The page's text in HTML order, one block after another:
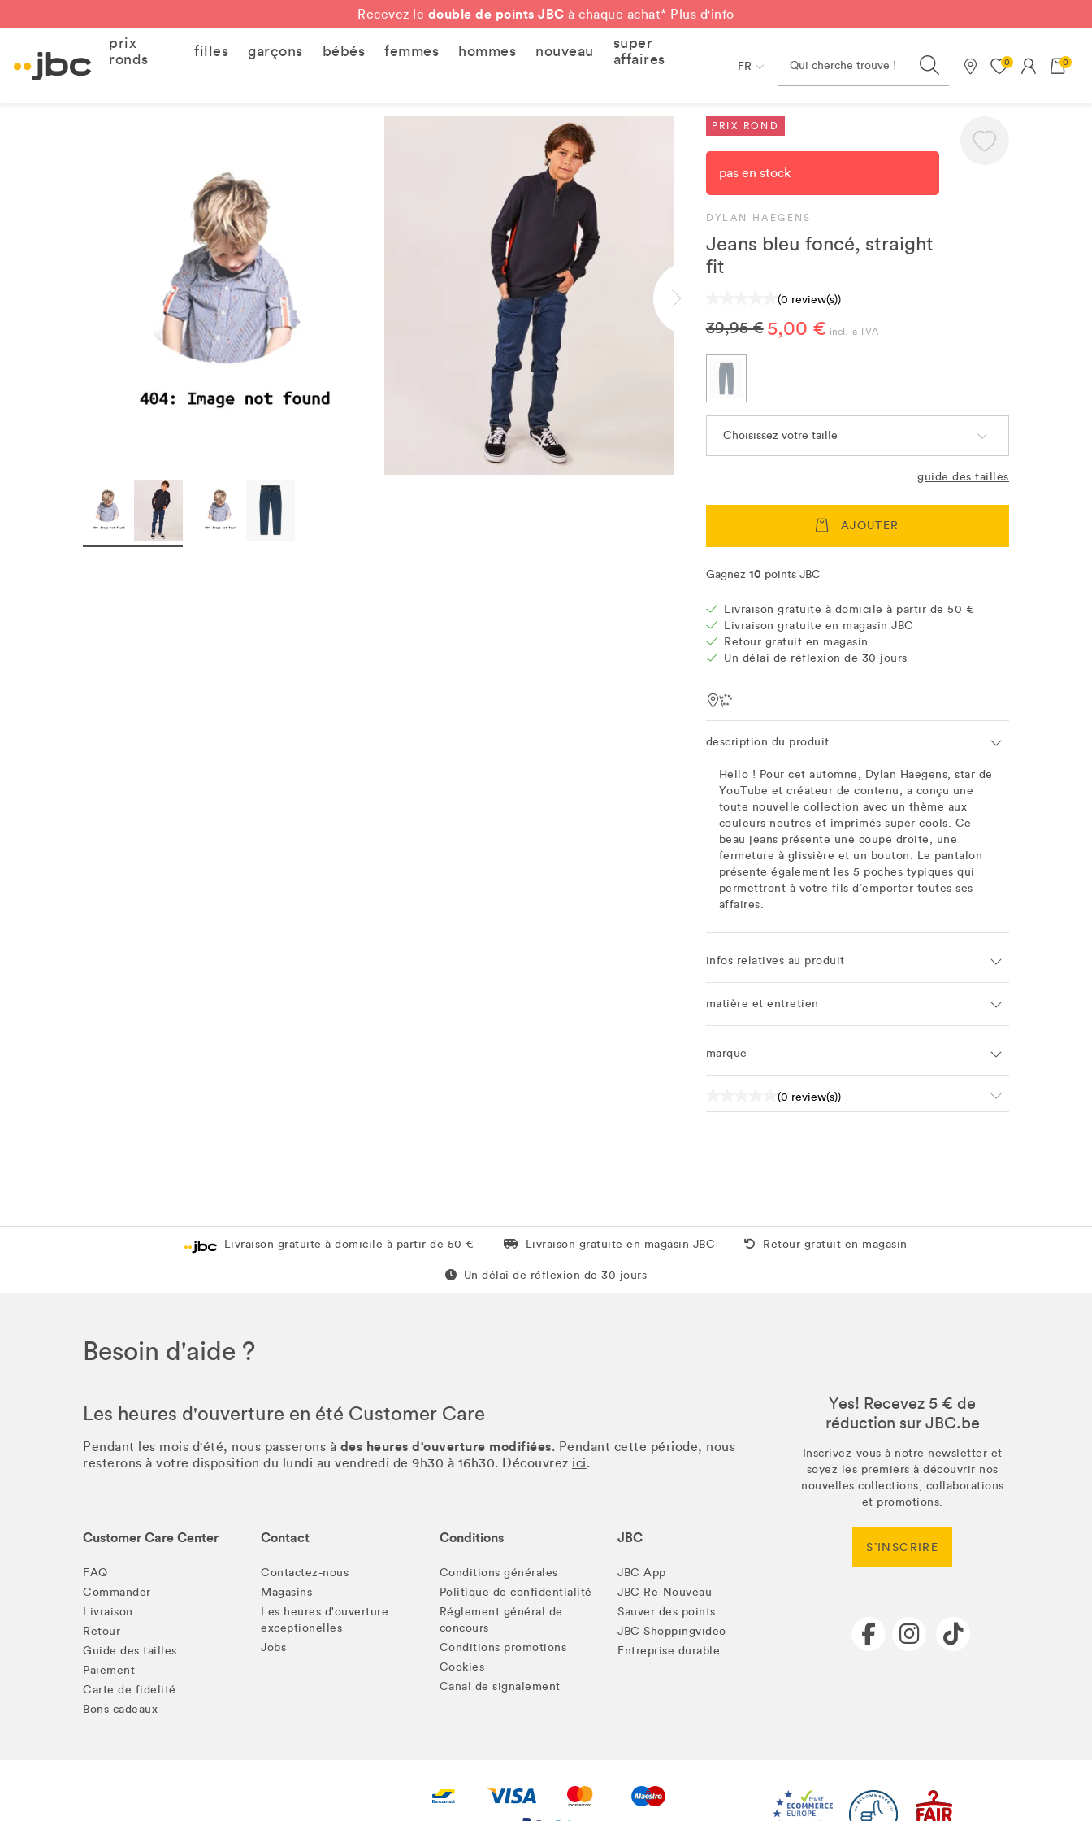
Recevez le double de points JBC à chaque achat* Plus d'info
prix
ronds
filles garçons bébés femmes hommes nouveau
super
affaires
FR Search
Nos magasins
0 0
PRIX ROND
pas en stock
DYLAN HAEGENS
Jeans bleu foncé, straight
fit
(0 review(s))
39,95 € 5,00 € incl. la TVA
Choisissez votre taille
guide des tailles
AJOUTER
Gagnez 10 points JBC
Livraison gratuite à domicile à partir de 50 €
Livraison gratuite en magasin JBC
Retour gratuit en magasin
Un délai de réflexion de 30 jours
Location
description du produit
Hello ! Pour cet automne, Dylan Haegens, star de
YouTube et créateur de contenu, a conçu une
toute nouvelle collection avec un thème aux
couleurs neutres et imprimés super cools. Ce
beau jeans présente une coupe droite, une
fermeture à glissière et un bouton. Le pantalon
présente également les 5 poches typiques qui
permettront à votre fils d’emporter toutes ses
affaires.
infos relatives au produit
matière et entretien
marque
(0 review(s))
Livraison gratuite à domicile à partir de 50 € Livraison gratuite en magasin JBC
Livraison gratuite en magasin JBC Retour gratuit aussi en magasin
Retour gratuit en magasin
Un délai de réflexion de 60 jours
Un délai de réflexion de 30 jours
Besoin d'aide ?
Les heures d'ouverture en été Customer Care
Pendant les mois d'été, nous passerons à des heures d'ouverture modifiées. Pendant cette période, nous
resterons à votre disposition du lundi au vendredi de 9h30 à 16h30. Découvrez ici.
Customer Care Center
FAQ
Commander
Livraison
Retour
Guide des tailles
Paiement
Carte de fidelité
Bons cadeaux
Contact
Contactez-nous
Magasins
Les heures d'ouverture
exceptionelles
Jobs
Conditions
Conditions générales
Politique de confidentialité
Réglement général de
concours
Conditions promotions
Cookies
Canal de signalement
JBC
JBC App
JBC Re-Nouveau
Sauver des points
JBC Shoppingvideo
Entreprise durable
Yes! Recevez 5 € de
réduction sur JBC.be
Inscrivez-vous à notre newsletter et
soyez les premiers à découvrir nos
nouvelles collections, collaborations
et promotions.
S’INSCRIRE